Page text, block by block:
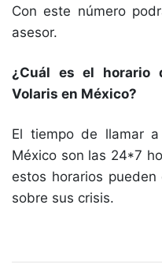
Con este número
asesor.
¿Cuál es el horario
Volaris en México?
El tiempo de llamar
México son las 24*7
estos horarios
sobre sus crisis.